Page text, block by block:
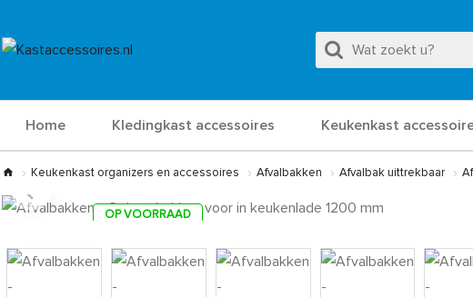
Home Kledingkast accessoires Keukenkast
Keukenkast organizers en accessoires Afvalbakken Afvalbak uittrekbaar
OP VOORRAAD